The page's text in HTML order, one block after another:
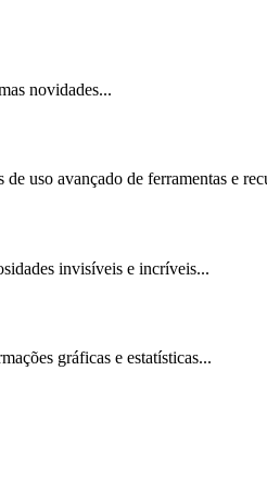
novidades...
de uso avançado de ferramentas e
invisíveis e incríveis...
gráficas e estatísticas...